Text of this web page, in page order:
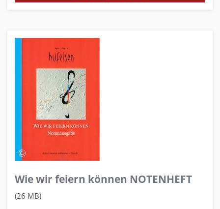
Wie wir feiern können NOTENHEFT
(26 MB)